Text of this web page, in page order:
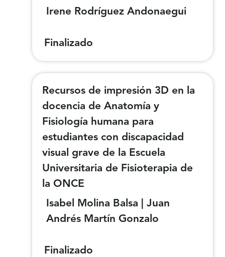
Irene Rodríguez Andonaegui
Finalizado
Recursos de impresión 3D en la
docencia de Anatomía y
Fisiología humana para
estudiantes con discapacidad
visual grave de la Escuela
Universitaria de Fisioterapia de
la ONCE
Isabel Molina Balsa | Juan
Andrés Martín Gonzalo
Finalizado